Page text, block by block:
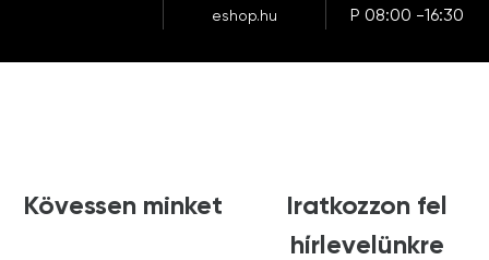
eshop.hu
P 08:00 -16:30
Kövessen minket
Iratkozzon fel
hírlevelünkre